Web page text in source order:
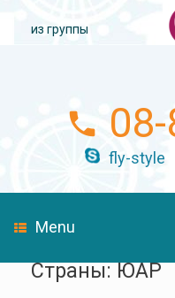
из группы
fly-style
Menu
Страны: ЮАР